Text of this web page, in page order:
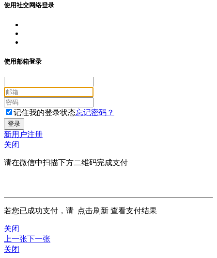
使用社交网络登录
使用邮箱登录
记住我的登录状态忘记密码？
新用户注册
关闭
请在微信中扫描下方二维码完成支付
若您已成功支付，请 点击刷新 查看支付结果
关闭
上一张下一张
关闭